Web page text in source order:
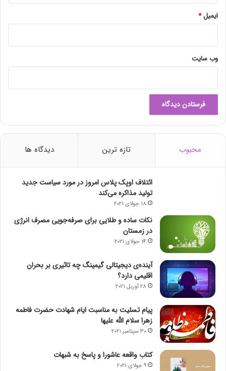
ایمیل*
وب‌ سایت
محبوب تازه ترین دیدگاه ها
ائتلاف اوپک پلاس امروز در مورد سیاست جدید
تولید مذاکره می‌کند
18 جولای 2021
نکات ساده و طلایی برای صرفه‌جویی مصرف انرژی
در زمستان
14 جولای 2021
آینده‌ی دیجیتالی گیمینگ چه تاثیری بر بحران
اقلیمی دارد؟
28 آوریل 2021
پیام تسلیت به مناسبت ایام شهادت حضرت فاطمه
زهرا سلام الله علیها
30 سپتامبر 2021
کتاب واقعه عاشورا و پاسخ به شبهات
9 جولای 2021